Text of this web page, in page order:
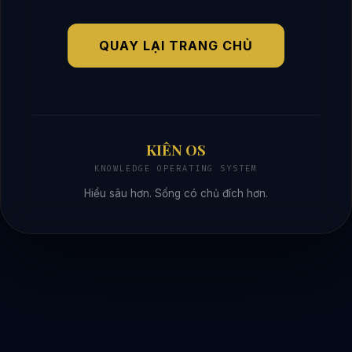
QUAY LẠI TRANG CHỦ
KIÊN OS
KNOWLEDGE OPERATING SYSTEM
Hiểu sâu hơn. Sống có chủ đích hơn.